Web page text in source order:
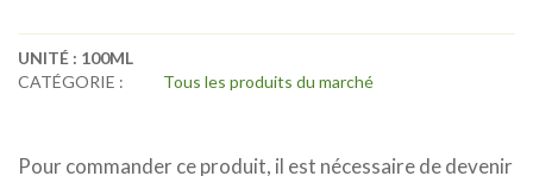
UNITÉ : 100ML
CATÉGORIE :
Tous les produits du marché
Pour commander ce produit, il est nécessaire de devenir